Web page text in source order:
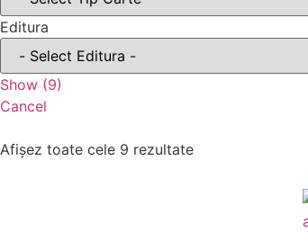
Editura
Show (9)
Cancel
Afișez toate cele 9 rezultate